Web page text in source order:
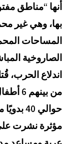
بها، وهي غير
المساحات
الصاروخية
من
حوالي
مؤثرة نشرت